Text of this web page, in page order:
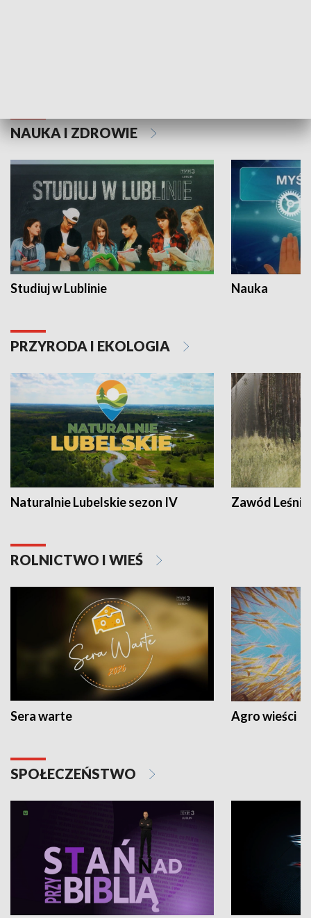
NAUKA I ZDROWIE
Studiuj w Lublinie Nauka
PRZYRODA I EKOLOGIA
Naturalnie Lubelskie sezon IV Zawód Leśnik
ROLNICTWO I WIEŚ
Sera warte Agro wieści
SPOŁECZEŃSTWO